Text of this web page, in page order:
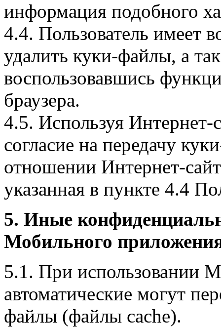
информация подобного
4.4. Пользователь имеет
удалить куки-файлы, а
воспользовавшись
браузера.
4.5. Используя Интернет-
согласие на передачу
отношении Интернет-
указанная в пункте 4.4
5. Иные
Мобильного
5.1. При использовании
автоматические могут
файлы (файлы cache).